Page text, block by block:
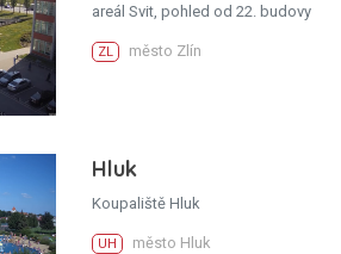
areál Svit, pohled od 22. budovy
ZL město Zlín
Hluk
Koupaliště Hluk
UH město Hluk